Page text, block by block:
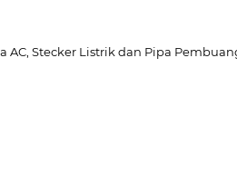
AC, Stecker Listrik dan Pipa